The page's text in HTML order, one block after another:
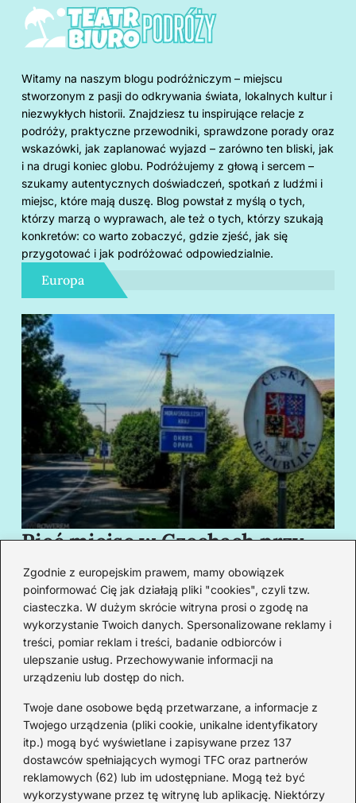
Zgodnie z europejskim prawem, mamy obowiązek
poinformować Cię jak działają pliki "cookies", czyli tzw.
ciasteczka. W dużym skrócie witryna prosi o zgodę na
wykorzystanie Twoich danych. Spersonalizowane reklamy i
treści, pomiar reklam i treści, badanie odbiorców i
ulepszanie usług. Przechowywanie informacji na
urządzeniu lub dostęp do nich.
Twoje dane osobowe będą przetwarzane, a informacje z
Twojego urządzenia (pliki cookie, unikalne identyfikatory
itp.) mogą być wyświetlane i zapisywane przez 137
dostawców spełniających wymogi TFC oraz partnerów
reklamowych (62) lub im udostępniane. Mogą też być
wykorzystywane przez tę witrynę lub aplikację. Niektórzy
Witamy na naszym blogu podróżniczym – miejscu
stworzonym z pasji do odkrywania świata, lokalnych kultur i
niezwykłych historii. Znajdziesz tu inspirujące relacje z
podróży, praktyczne przewodniki, sprawdzone porady oraz
wskazówki, jak zaplanować wyjazd – zarówno ten bliski, jak
i na drugi koniec globu. Podróżujemy z głową i sercem –
szukamy autentycznych doświadczeń, spotkań z ludźmi i
miejsc, które mają duszę. Blog powstał z myślą o tych,
którzy marzą o wyprawach, ale też o tych, którzy szukają
konkretów: co warto zobaczyć, gdzie zjeść, jak się
przygotować i jak podróżować odpowiedzialnie.
Europa
Pięć miejsc w Czechach przy
granicy, które cię oczarują
swoim urokiem
Redakcja
Od lat podróżuję, by poznawać świat z bliska – nie tylko
przez pryzmat zabytków, ale przede wszystkim ludzi,
smaków i codzienności.
Redakcja: Michalina Staszic
ul. Miła 08A, 32-514 Bieruń
477 362 966